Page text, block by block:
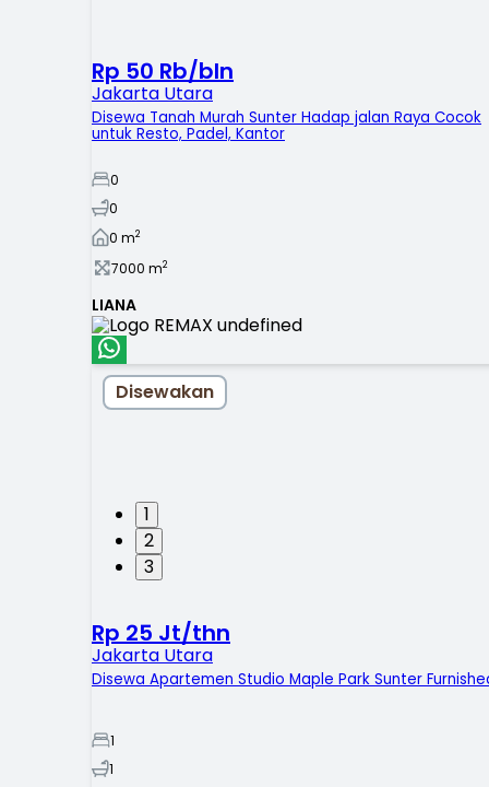
Rp 50 Rb/bln
Jakarta Utara
Disewa Tanah Murah Sunter Hadap jalan Raya Cocok
untuk Resto, Padel, Kantor
0
0
0 m2
7000 m2
LIANA
1
2
3
Disewakan
Rp 25 Jt/thn
Jakarta Utara
Disewa Apartemen Studio Maple Park Sunter
1
1